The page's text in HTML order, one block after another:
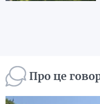
Про це